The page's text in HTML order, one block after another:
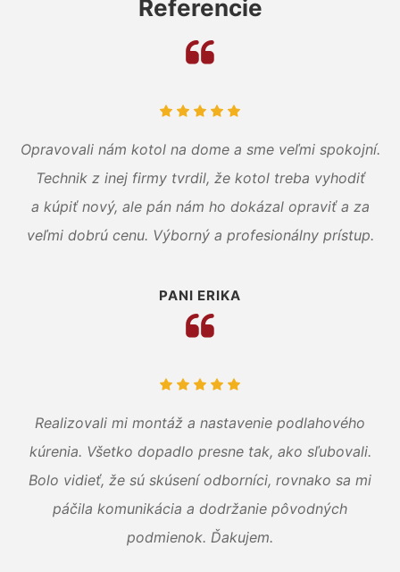
Referencie
Opravovali nám kotol na dome a sme veľmi spokojní.
Technik z inej firmy tvrdil, že kotol treba vyhodiť
a kúpiť nový, ale pán nám ho dokázal opraviť a za
veľmi dobrú cenu. Výborný a profesionálny prístup.
PANI ERIKA
Realizovali mi montáž a nastavenie podlahového
kúrenia. Všetko dopadlo presne tak, ako sľubovali.
Bolo vidieť, že sú skúsení odborníci, rovnako sa mi
páčila komunikácia a dodržanie pôvodných
podmienok. Ďakujem.